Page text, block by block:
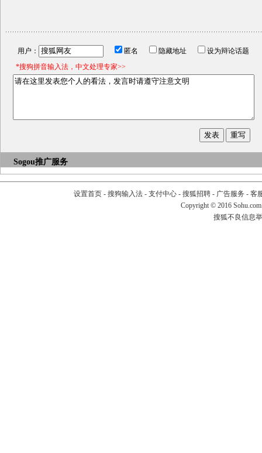
用户： 匿名 隐藏地址
设为辩论话题
*搜狗拼音输入法，中文处理专家>>
Sogou推广服务
设置首页- 搜狗输入法- 支付中心- 搜狐招聘- 广告服务 - 客
Copyright © 2016
搜狐不良信息